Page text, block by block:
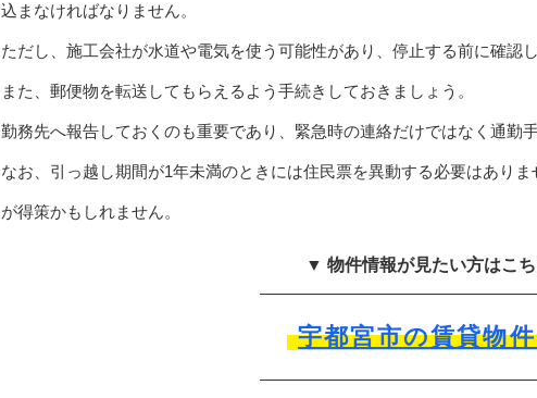
込まなければなりません。
ただし、施工会社が水道や電気を使う可能性があり、停止する前に確認し
また、郵便物を転送してもらえるよう手続きしておきましょう。
勤務先へ報告しておくのも重要であり、緊急時の連絡だけではなく通勤
なお、引っ越し期間が1年未満のときには住民票を異動する必要はあり
が得策かもしれません。
▼ 物件情報が見たい方はこ
宇都宮市の賃貸物